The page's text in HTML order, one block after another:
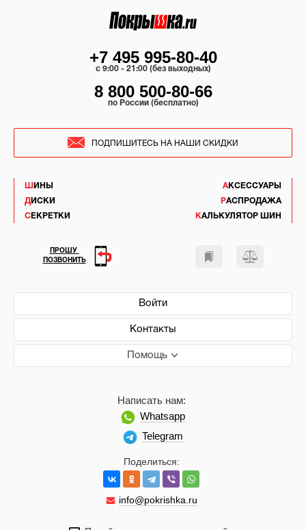
ШИНЫ
ДИСКИ
СЕКРЕТКИ
АКСЕССУАРЫ
РАСПРОДАЖА
КАЛЬКУЛЯТОР ШИН
Войти
Контакты
Помощь
Поделиться:
info@pokrishka.ru
Написать нам:
Whatsapp
Telegram
+7 495 995-80-40
c 9:00 - 21:00 (без выходных)
8 800 500-80-66
по России (бесплатно)
ПОДПИШИТЕСЬ НА НАШИ СКИДКИ
ПРОШУ
ПОЗВОНИТЬ